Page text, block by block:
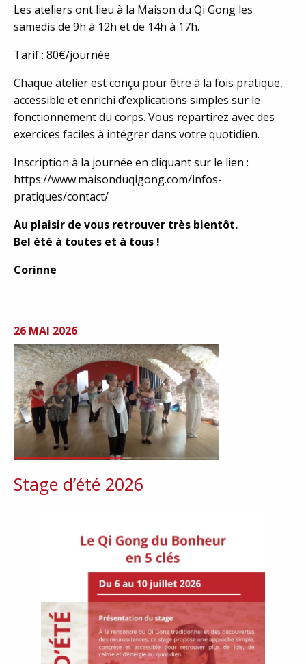
Les ateliers ont lieu à la Maison du Qi Gong les
samedis de 9h à 12h et de 14h à 17h.
Tarif : 80€/journée
Chaque atelier est conçu pour être à la fois pratique,
accessible et enrichi d’explications simples sur le
fonctionnement du corps. Vous repartirez avec des
exercices faciles à intégrer dans votre quotidien.
Inscription à la journée en cliquant sur le lien :
https://www.maisonduqigong.com/infos-
pratiques/contact/
Au plaisir de vous retrouver très bientôt.
Bel été à toutes et à tous !
Corinne
26 MAI 2026
Stage d’été 2026